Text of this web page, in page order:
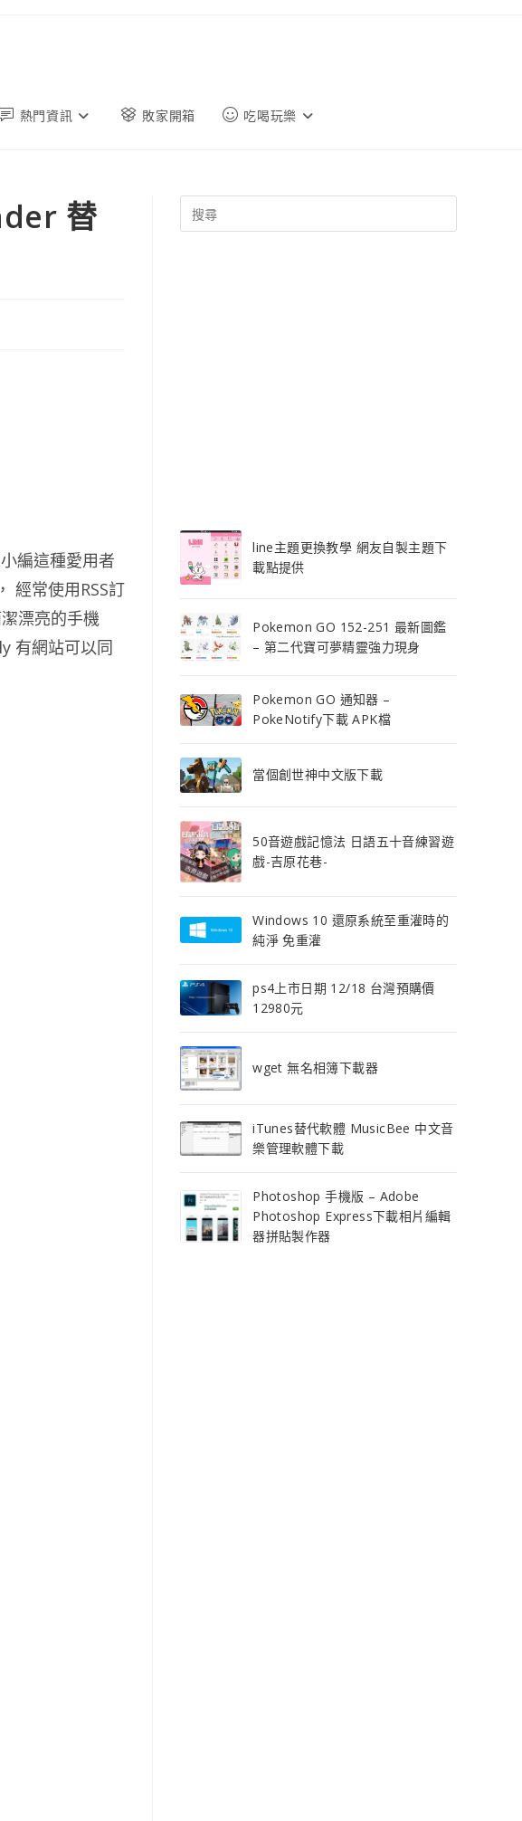
熱門資訊 敗家開箱 吃喝玩樂
替
編這種愛用者
經常使用RSS訂
漂亮的手機
有網站可以同
line主題更換教學 網友自製主題下
載點提供
Pokemon GO 152-251 最新圖鑑
– 第二代寶可夢精靈強力現身
Pokemon GO 通知器 –
PokeNotify下載 APK檔
當個創世神中文版下載
50音遊戲記憶法 日語五十音練習遊
戲-吉原花巷-
Windows 10 還原系統至重灌時的
純淨 免重灌
ps4上市日期 12/18 台灣預購價
12980元
wget 無名相簿下載器
iTunes替代軟體 MusicBee 中文音
樂管理軟體下載
Photoshop 手機版 – Adobe
Photoshop Express下載相片編輯
器拼貼製作器